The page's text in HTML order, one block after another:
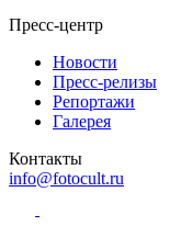
Пресс-центр
Новости
Пресс-релизы
Репортажи
Галерея
Контакты
info@fotocult.ru